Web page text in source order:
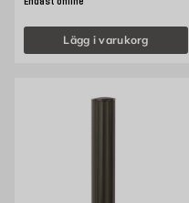
Lägg i varukorg